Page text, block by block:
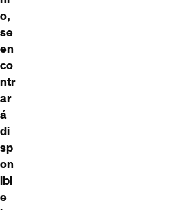
o,
se
en
co
ntr
ar
á
di
sp
on
ibl
e